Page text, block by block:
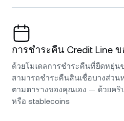
การชำระคืน Credit Line
ด้วยโมเดลการชำระคืนที่ยืดหยุ่น
สามารถชำระคืนสินเชื่อบางส่วน
ตามตารางของคุณเอง — ด้วยคริ
หรือ stablecoins